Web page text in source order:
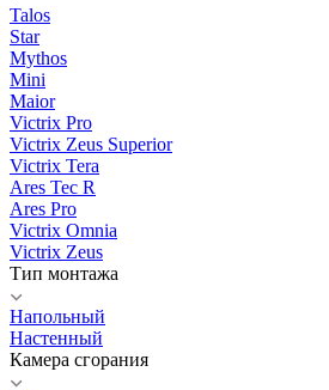
Talos
Star
Mythos
Mini
Maior
Victrix Pro
Victrix Zeus Superior
Victrix Tera
Ares Tec R
Ares Pro
Victrix Omnia
Victrix Zeus
Тип монтажа
Напольный
Настенный
Камера сгорания